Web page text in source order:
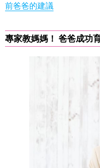
前爸爸的建議
專家教媽媽！ 爸爸成功